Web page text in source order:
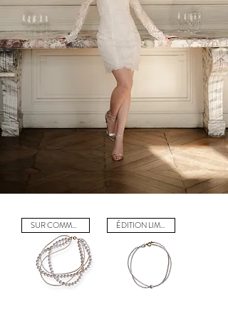
SUR COMMANDE ÉDITION LIMITÉE